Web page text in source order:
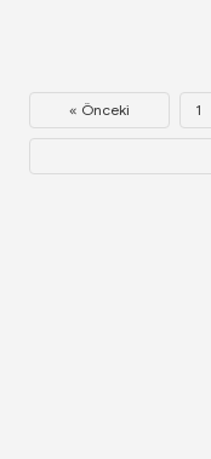
« Önceki 1